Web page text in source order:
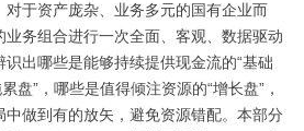
于资产庞杂、业务多元的国有企业而
务组合进行一次全面、客观、数据驱动
出哪些是能够持续提供现金流的“基础
盘”，哪些是值得倾注资源的“增长盘”，
做到有的放矢，避免资源错配。本部分